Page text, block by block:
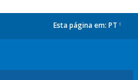
Esta página em: PT